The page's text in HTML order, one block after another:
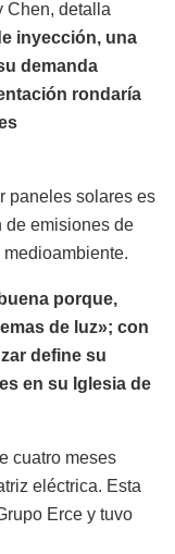
Chen, detalla
inyección, una
demanda
rondaría
paneles solares es
de emisiones de
porque,
de luz»; con
define su
en su Iglesia de
cuatro meses
eléctrica. Esta
Erce y tuvo